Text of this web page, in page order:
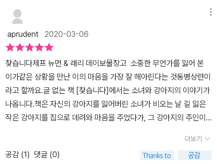
까요?어! 저 두툼한 다리를 가진 강아지는 누굴까? 남자아이와 새로
운 도담이의 후속 이야기도 기대가 되네요.^^
른 만남이 시작될까요? 주인이 애타게 찾고 있는 걸 알면서도내
것이라 우기고 싶으면 어떻게 해야 할까요?제프 뉴먼과 래리 데이가
함께 만든 글 없는 그림책,보물창고의 I LOVE 그림책 '찾습니다'.소녀
의 마음속 갈등에 대해 어떻게 생각하는지아이와 함께 얘기 나눠보기
좋은 책이네요,
aprudent 2020-03-06
찾습니다​제프 뉴먼 & 래리 데이보물창고​ 소중한 무언가를 잃어 본
이가같은 상황을 만난 이의 마음을 가장 잘 헤아린다는 것동병상련이
라고 할까요.​글 없는 책 [찾습니다]에서는 소녀와 강아지의 이야기가
나옵니다.책은 자신의 강아지를 잃어버린 소녀가 비오는 날 길 잃은
작은 강아지를 집으로 데려와 마음을 주었다가, 그 강아지의 주인이
이어서 또 다른 강아지와의 만남으로 여운을 남기고 있구요.​글 없는
책에서는 그림으로 모든 이야기를 풀어갑니다.소녀가 비오는 날 강아
더보기
공감 (1) 댓글 (0)